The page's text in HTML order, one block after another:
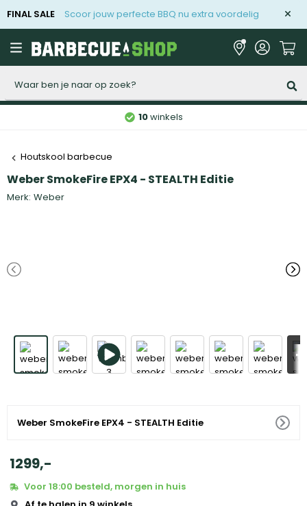
FINAL SALE Scoor jouw perfecte BBQ nu extra voordelig
10winkels
Houtskool barbecue
Weber SmokeFire EPX4 - STEALTH Editie
Merk: Weber
+
Weber SmokeFire EPX4 - STEALTH Editie
1299,-
Voor 18:00 besteld, morgen in huis